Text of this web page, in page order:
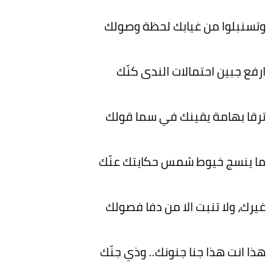
وتسنبلوا من غيابك لحظة وصولك
ارفع جبين احتمالات الندى كنّك
ترقا بهامة يقينك في سما قولك
ما ينسج خيوط شمس حكايتك عنّك
غيرك، ولا تنبت الا من دفا فصولك
هذا انت هذا جنا جنونك.. وذي جنّك